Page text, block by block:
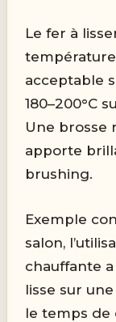
Le fer à
acceptable
180–200°C
Une brosse
apporte
brushing.
Exemple
salon,
chauffante
lisse sur
le temps de